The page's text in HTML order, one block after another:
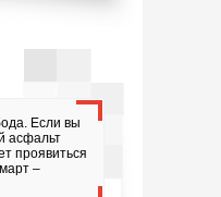
Если вы
асфальт
проявиться
–